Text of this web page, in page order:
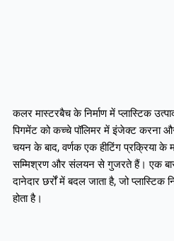
कलर मास्टरबैच के निर्माण में प्लास्टिक
पिगमेंट को कच्चे पॉलिमर में इंजेक्ट करना
चयन के बाद, वर्णक एक हीटिंग प्रक्रिया के
सम्मिश्रण और संलयन से गुजरते हैं। एक बार
दानेदार छर्रों में बदल जाता है, जो
होता है।